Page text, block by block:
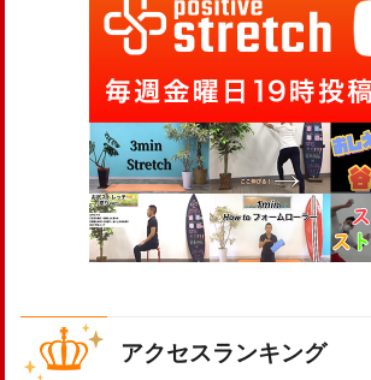
アクセスランキング